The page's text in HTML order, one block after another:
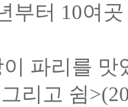
부터 10여
파리를 맛
리고 쉼